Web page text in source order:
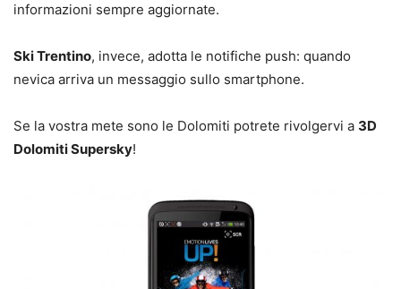
informazioni sempre aggiornate.
Ski Trentino, invece, adotta le notifiche push: quando
nevica arriva un messaggio sullo smartphone.
Se la vostra mete sono le Dolomiti potrete rivolgervi a 3D
Dolomiti Supersky!